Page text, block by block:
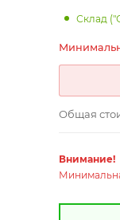
Склад
Общая
Внимание!